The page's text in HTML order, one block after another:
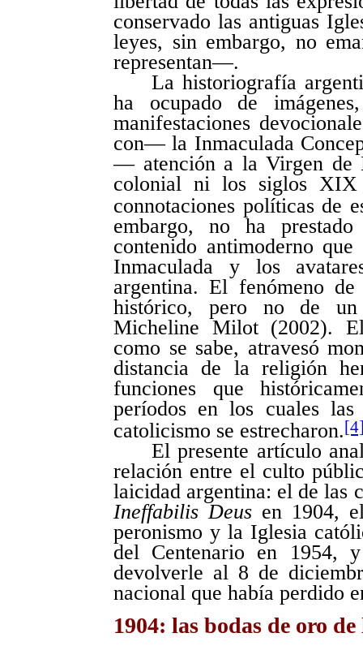
conservado las antiguas
leyes, sin embargo, no
representan—.
La historiografía
ha ocupado de
manifestaciones
con— la Inmaculada
— atención a la Virgen de
colonial ni los siglos
connotaciones políticas de
embargo, no ha
contenido antimoderno
Inmaculada y los
argentina. El fenómeno
histórico, pero no de un
Micheline Milot (2002).
como se sabe, atravesó
distancia de la religión
funciones que
períodos en los cuales
catolicismo se estrecharon.
El presente artículo
relación entre el culto
laicidad argentina: el de las
Ineffabilis Deus en 1904,
peronismo y la Iglesia
del Centenario en 1954,
devolverle al 8 de
nacional que había perdido
1904: las bodas de oro